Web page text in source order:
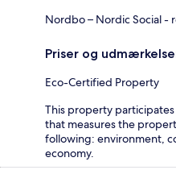
Nordbo – Nordic Social -
Priser og
Eco-Certified Property
This property
that measures the
following: environment,
economy.